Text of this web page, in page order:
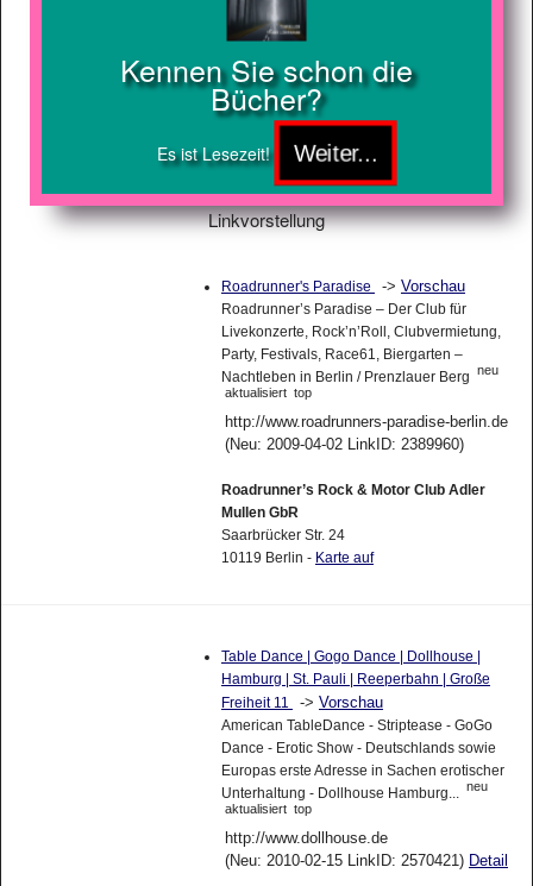
Kennen Sie schon die
Bücher?
Es ist Lesezeit!
Linkvorstellung
Roadrunner's Paradise -> Vorschau
Roadrunner’s Paradise – Der Club für
Livekonzerte, Rock’n’Roll, Clubvermietung,
Party, Festivals, Race61, Biergarten –
Nachtleben in Berlin / Prenzlauer Berg neu
aktualisiert top
http://www.roadrunners-paradise-berlin.de
(Neu: 2009-04-02 LinkID: 2389960)
Roadrunner’s Rock & Motor Club Adler
Mullen GbR
Saarbrücker Str. 24
10119 Berlin - Karte auf
Table Dance | Gogo Dance | Dollhouse |
Hamburg | St. Pauli | Reeperbahn | Große
Freiheit 11
-> Vorschau
American TableDance - Striptease - GoGo
Dance - Erotic Show - Deutschlands sowie
Europas erste Adresse in Sachen erotischer
Unterhaltung - Dollhouse Hamburg...
neu
aktualisiert top
http://www.dollhouse.de
(Neu: 2010-02-15 LinkID: 2570421) Detail